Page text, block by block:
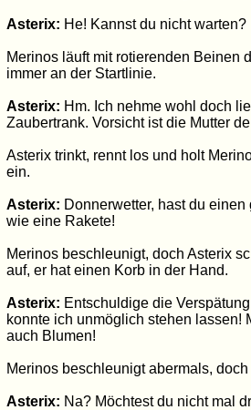
Asterix: He! Kannst du nicht warten?
Merinos läuft mit rotierenden Beinen
immer an der Startlinie.
Asterix: Hm. Ich nehme wohl doch
Zaubertrank. Vorsicht ist die Mutter
Asterix trinkt, rennt los und holt
ein.
Asterix: Donnerwetter, hast du
wie eine Rakete!
Merinos beschleunigt, doch Asterix
auf, er hat einen Korb in der Hand.
Asterix: Entschuldige die
konnte ich unmöglich stehen lassen!
auch Blumen!
Merinos beschleunigt abermals,
Asterix: Na? Möchtest du nicht mal